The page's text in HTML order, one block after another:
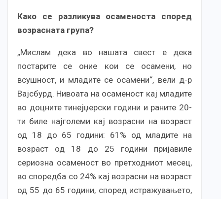
Како се разликува осаменоста според
возрасната група?
„Мислам дека во нашата свест е дека
постарите се оние кои се осамени, но
всушност, и младите се осамени“, вели д-р
Вајсбурд. Нивоата на осаменост кај младите
во доцните тинејџерски години и раните 20-
ти биле најголеми кај возрасни на возраст
од 18 до 65 години: 61% од младите на
возраст од 18 до 25 години пријавиле
сериозна осаменост во претходниот месец,
во споредба со 24% кај возрасни на возраст
од 55 до 65 години, според истражувањето,